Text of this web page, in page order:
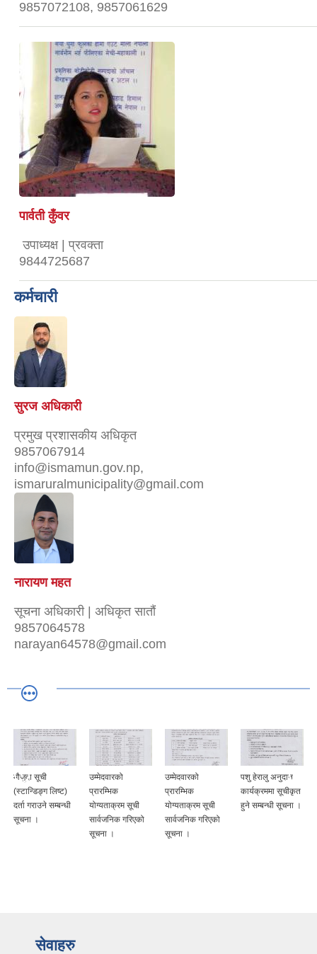
9857072108, 9857061629
पार्वती कुँवर
उपाध्यक्ष | प्रवक्ता
9844725687
कर्मचारी
सुरज अधिकारी
प्रमुख प्रशासकीय अधिकृत
9857067914
info@ismamun.gov.np,
ismaruralmunicipality@gmail.com
नारायण महत
सूचना अधिकारी | अधिकृत सातौं
9857064578
narayan64578@gmail.com
मौजुदा सूची
(स्टान्डिङ्ग लिष्ट)
दर्ता गराउने सम्बन्धी
सूचना ।
उम्मेदवारको
प्रारम्भिक
योग्यताक्रम सूची
सार्वजनिक गरिएको
सूचना ।
उम्मेदवारको
प्रारम्भिक
योग्यताक्रम सूची
सार्वजनिक गरिएको
सूचना ।
पशु हेरालु अनुदान
कार्यक्रममा सूचीकृत
हुने सम्बन्धी सूचना ।
सेवाहरु